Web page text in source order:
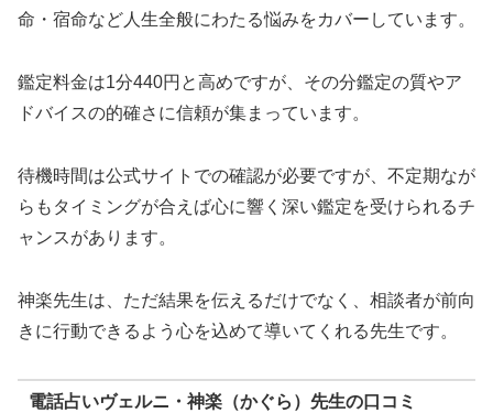
命・宿命など人生全般にわたる悩みをカバーしています。
鑑定料金は1分440円と高めですが、その分鑑定の質やア
ドバイスの的確さに信頼が集まっています。
待機時間は公式サイトでの確認が必要ですが、不定期なが
らもタイミングが合えば心に響く深い鑑定を受けられるチ
ャンスがあります。
神楽先生は、ただ結果を伝えるだけでなく、相談者が前向
きに行動できるよう心を込めて導いてくれる先生です。
電話占いヴェルニ・神楽（かぐら）先生の口コミ